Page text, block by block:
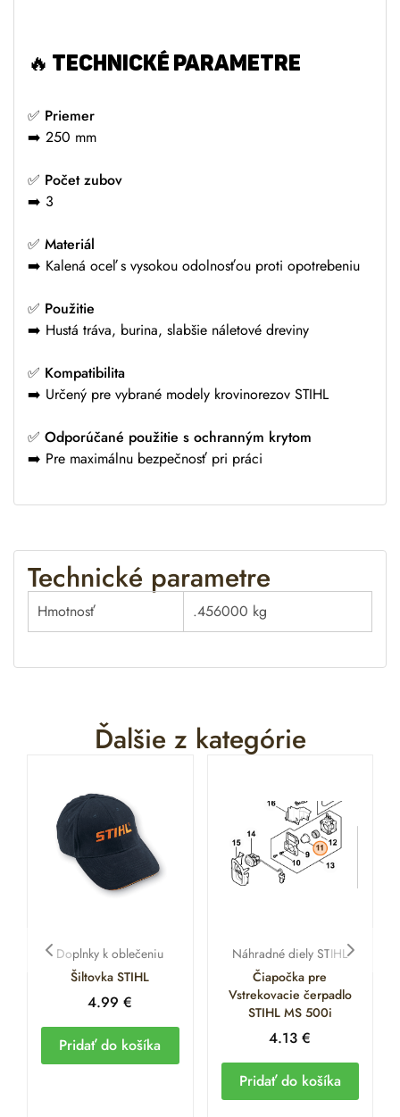
🔥 TECHNICKÉ PARAMETRE
✅ Priemer
➡️ 250 mm
✅ Počet zubov
➡️ 3
✅ Materiál
➡️ Kalená oceľ s vysokou odolnosťou proti opotrebeniu
✅ Použitie
➡️ Hustá tráva, burina, slabšie náletové dreviny
✅ Kompatibilita
➡️ Určený pre vybrané modely krovinorezov STIHL
✅ Odporúčané použitie s ochranným krytom
➡️ Pre maximálnu bezpečnosť pri práci
Technické parametre
Hmotnosť .456000 kg
Ďalšie z kategórie
Doplnky k oblečeniu
Šiltovka STIHL
4.99€
Pridať do košíka
Náhradné diely STIHL
Čiapočka pre
Vstrekovacie čerpadlo
STIHL MS 500i
4.13€
Pridať do košíka